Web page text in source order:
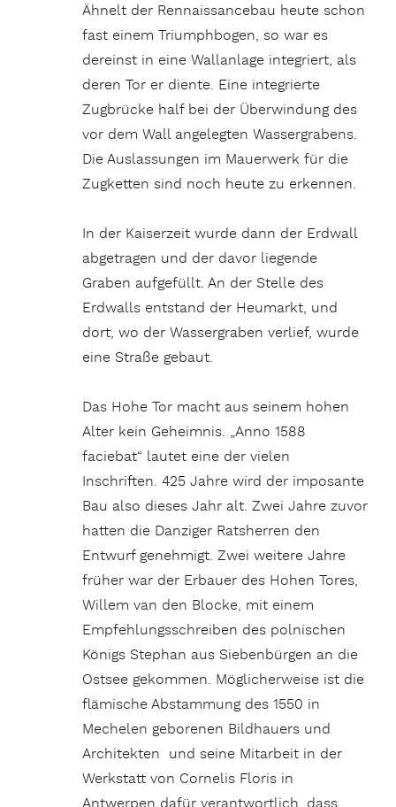
Ähnelt der Rennaissancebau heute schon
fast einem Triumphbogen, so war es
dereinst in eine Wallanlage integriert, als
deren Tor er diente. Eine integrierte
Zugbrücke half bei der Überwindung des
vor dem Wall angelegten Wassergrabens.
Die Auslassungen im Mauerwerk für die
Zugketten sind noch heute zu erkennen.
In der Kaiserzeit wurde dann der Erdwall
abgetragen und der davor liegende
Graben aufgefüllt. An der Stelle des
Erdwalls entstand der Heumarkt, und
dort, wo der Wassergraben verlief, wurde
eine Straße gebaut.
Das Hohe Tor macht aus seinem hohen
Alter kein Geheimnis. „Anno 1588
faciebat“ lautet eine der vielen
Inschriften. 425 Jahre wird der imposante
Bau also dieses Jahr alt. Zwei Jahre zuvor
hatten die Danziger Ratsherren den
Entwurf genehmigt. Zwei weitere Jahre
früher war der Erbauer des Hohen Tores,
Willem van den Blocke, mit einem
Empfehlungsschreiben des polnischen
Königs Stephan aus Siebenbürgen an die
Ostsee gekommen. Möglicherweise ist die
flämische Abstammung des 1550 in
Mechelen geborenen Bildhauers und
Architekten und seine Mitarbeit in der
Werkstatt von Cornelis Floris in